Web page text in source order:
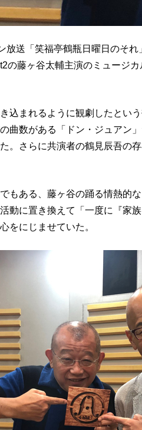
放送「笑福亭鶴瓶日曜日のそ
の藤ヶ谷太輔主演のミュージ
込まれるように観劇したとい
曲数がある「ドン・ジュアン
。さらに共演者の鶴見辰吾の
もある、藤ヶ谷の踊る情熱的
動に置き換えて「一度に『家
をにじませていた。